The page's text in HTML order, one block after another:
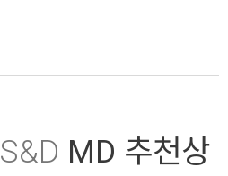
S&D MD 추천상